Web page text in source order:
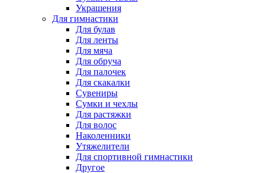
Украшения
Для гимнастики
Для булав
Для ленты
Для мяча
Для обруча
Для палочек
Для скакалки
Сувениры
Сумки и чехлы
Для растяжки
Для волос
Наколенники
Утяжелители
Для спортивной гимнастики
Другое